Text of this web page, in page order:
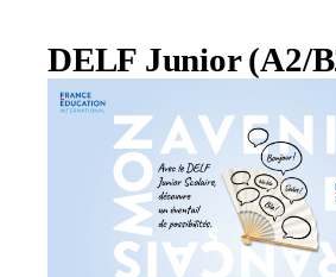
DELF Junior (A2/